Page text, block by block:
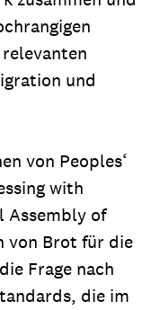
und
von Peoples‘
with
Assembly of
von Brot für die
Frage nach
die im